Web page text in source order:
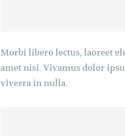
Morbi libero lectus, laoreet
amet nisi. Vivamus dolor
viverra in nulla.